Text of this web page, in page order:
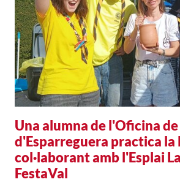
Una alumna de l'Oficina
d'Esparreguera practica la
col·laborant amb l'Esplai
FestaVal